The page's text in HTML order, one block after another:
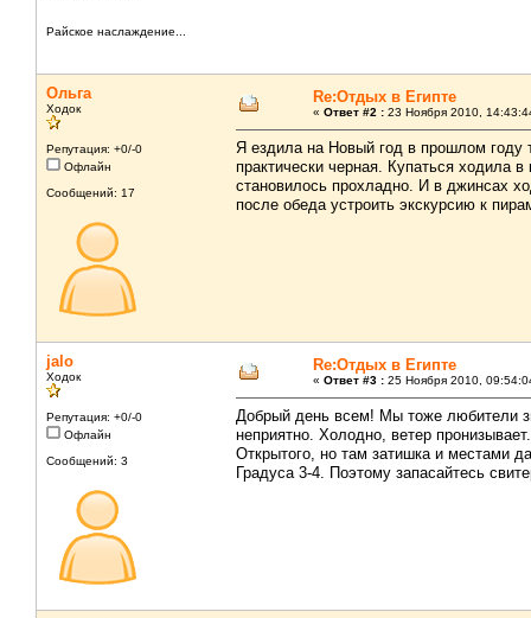
Райское наслаждение...
Ольга
Ходок
Репутация: +0/-0
Офлайн
Сообщений: 17
Re:Отдых в Египте
« Ответ #2 : 23 Ноября 2010,
Я ездила на Новый год в прошлом году
практически черная. Купаться ходила
становилось прохладно. И в джинсах
после обеда устроить экскурсию к
jalo
Ходок
Репутация: +0/-0
Офлайн
Сообщений: 3
Re:Отдых в Египте
« Ответ #3 : 25 Ноября 2010,
Добрый день всем! Мы тоже любители
неприятно. Холодно, ветер
Открытого, но там затишка и местами
Градуса 3-4. Поэтому запасайтесь